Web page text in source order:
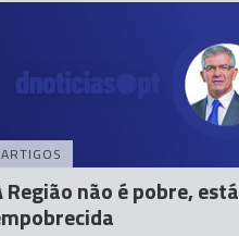
ARTIGOS
Região não é pobre, está